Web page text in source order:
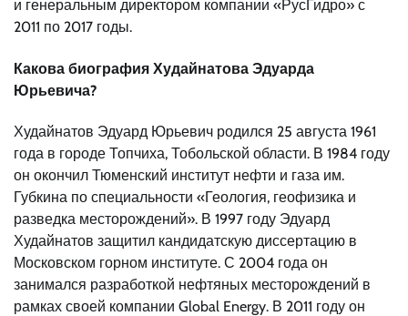
и генеральным директором компании «РусГидро» с
2011 по 2017 годы.
Какова биография Худайнатова Эдуарда
Юрьевича?
Худайнатов Эдуард Юрьевич родился 25 августа 1961
года в городе Топчиха, Тобольской области. В 1984 году
он окончил Тюменский институт нефти и газа им.
Губкина по специальности «Геология, геофизика и
разведка месторождений». В 1997 году Эдуард
Худайнатов защитил кандидатскую диссертацию в
Московском горном институте. С 2004 года он
занимался разработкой нефтяных месторождений в
рамках своей компании Global Energy. В 2011 году он